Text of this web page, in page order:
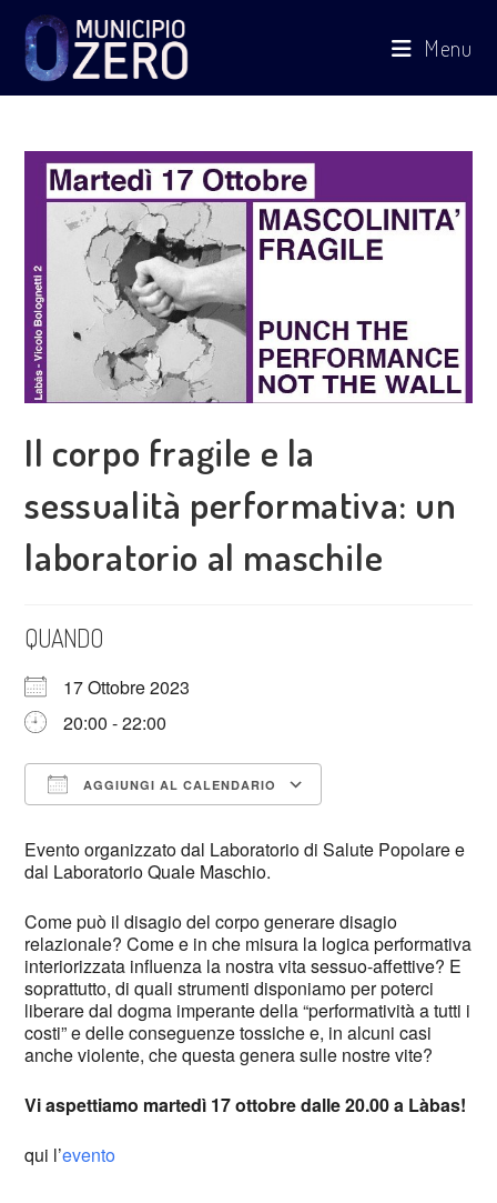
contenuto
Menu
Il corpo fragile e la
sessualità performativa: un
laboratorio al maschile
QUANDO
17 Ottobre 2023
20:00 - 22:00
AGGIUNGI AL CALENDARIO
Evento organizzato dal Laboratorio di Salute Popolare e
dal Laboratorio Quale Maschio.
Come può il disagio del corpo generare disagio
relazionale? Come e in che misura la logica performativa
interiorizzata influenza la nostra vita sessuo-affettive? E
soprattutto, di quali strumenti disponiamo per poterci
liberare dal dogma imperante della “performatività a tutti i
costi” e delle conseguenze tossiche e, in alcuni casi
anche violente, che questa genera sulle nostre vite?
Vi aspettiamo martedì 17 ottobre dalle 20.00 a Làbas!
qui l’evento